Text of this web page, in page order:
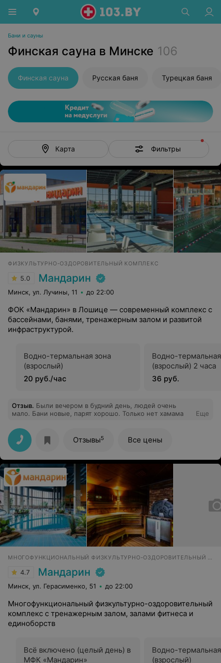
Бани и сауны
Финская сауна в Минске 106
Финская сауна Русская баня Турецкая баня
Карта Фильтры
ФИЗКУЛЬТУРНО-ОЗДОРОВИТЕЛЬНЫЙ КОМПЛЕКС
5.0 Мандарин
Минск, ул. Лучины, 11 до 22:00
ФОК «Мандарин» в Лошице — современный комплекс с
бассейнами, банями, тренажерным залом и развитой
инфраструктурой.
Водно-термальная зона
(взрослый)
20 руб./час
Водно-
(взрослый) 2 часа
36 руб.
Отзыв. Были вечером в будний день, людей очень
мало. Бани новые, парят хорошо. Только нет хамама
Еще
Отзывы5 Все цены
МНОГОФУНКЦИОНАЛЬНЫЙ ФИЗКУЛЬТУРНО-ОЗДОРОВИТЕЛЬНЫЙ КОМПЛЕКС
4.7 Мандарин
Минск, ул. Герасименко, 51 до 22:00
Многофункциональный физкультурно-оздоровительный
комплекс с тренажерным залом, залами фитнеса и
единоборств
Всё включено (целый день) в
МФК «Мандарин»
Водно-
(взрослый)